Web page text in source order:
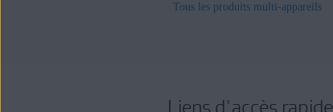
Tous les produits multi-appareils
Liens d'accès rapide